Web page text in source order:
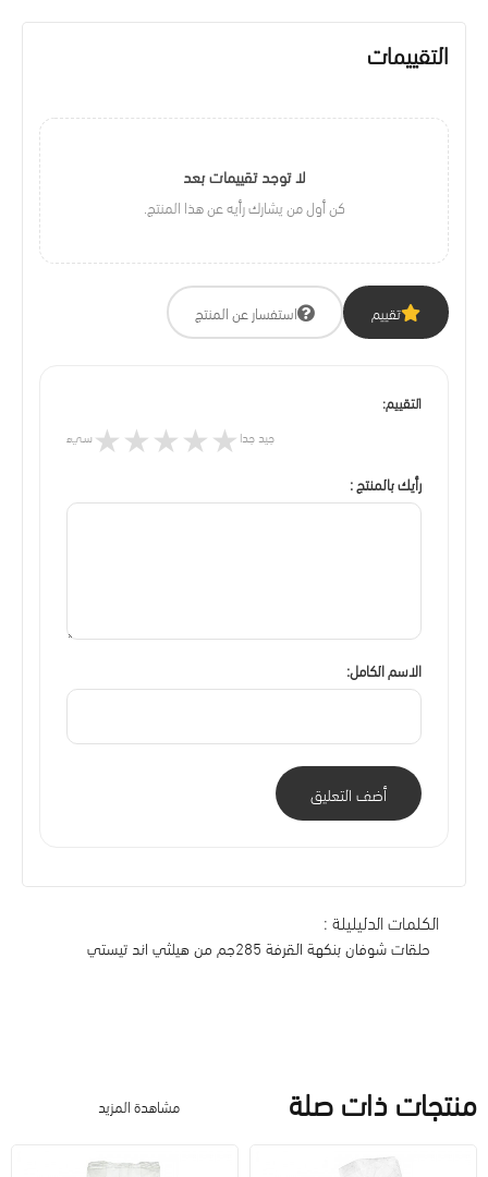
التقييمات
لا توجد تقييمات بعد
كن أول من يشارك رأيه عن هذا المنتج.
تقييم استفسار عن المنتج
التقييم:
سيء ★★★★★ جيد جدا
رأيك بالمنتج :
الاسم الكامل:
أضف التعليق
الكلمات الدليليلة :
حلقات شوفان بنكهة القرفة 285جم من هيلثي اند تيستي
منتجات ذات صلة مشاهدة المزيد